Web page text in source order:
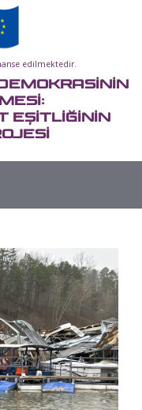
edilmektedir.
EŞİTLİĞİNİN